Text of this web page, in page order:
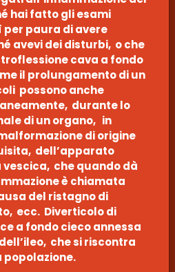
hai fatto gli esami
paura di avere
avevi dei disturbi, o che
cava a fondo
il prolungamento di un
possono anche
durante lo
di un organo, in
di origine
dell’apparato
che quando dà
è chiamata
del ristagno di
ecc. Diverticolo di
a fondo cieco annessa
che si riscontra
popolazione.